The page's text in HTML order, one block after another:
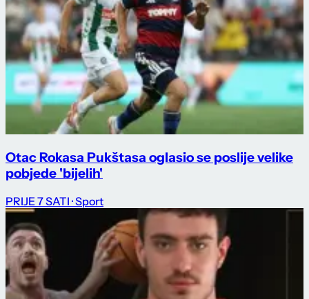
Otac Rokasa Pukštasa oglasio se poslije velike
pobjede 'bijelih'
PRIJE 7 SATI · Sport